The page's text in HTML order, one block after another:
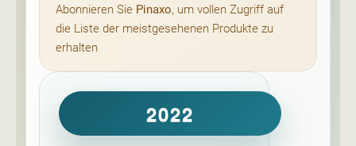
Abonnieren Sie Pinaxo, um vollen Zugriff auf
die Liste der meistgesehenen Produkte zu
erhalten
2022